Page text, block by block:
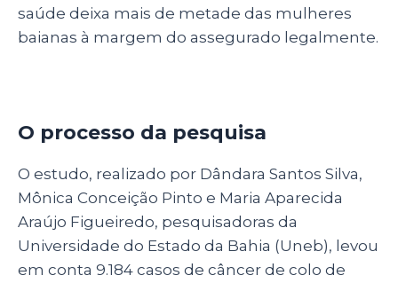
saúde deixa mais de metade das mulheres
baianas à margem do assegurado legalmente.
O processo da pesquisa
O estudo, realizado por Dândara Santos Silva,
Mônica Conceição Pinto e Maria Aparecida
Araújo Figueiredo, pesquisadoras da
Universidade do Estado da Bahia (Uneb), levou
em conta 9.184 casos de câncer de colo de